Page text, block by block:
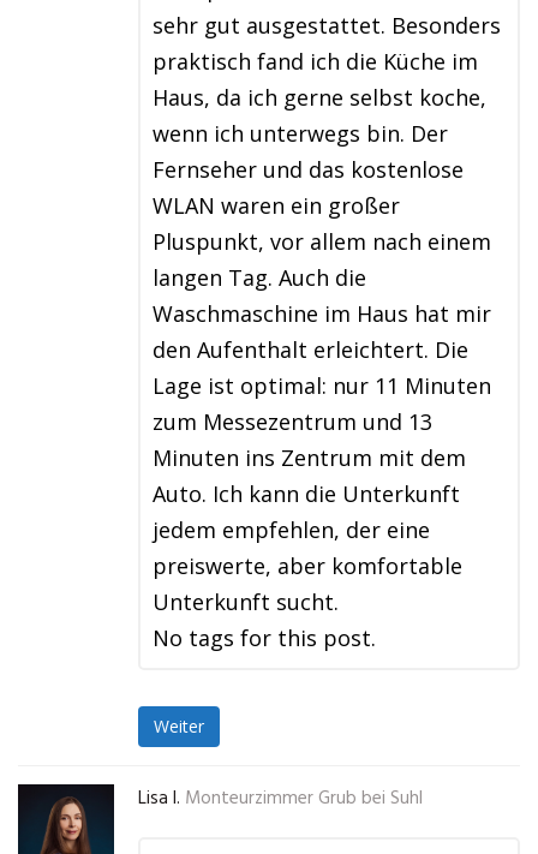
sehr gut ausgestattet. Besonders
praktisch fand ich die Küche im
Haus, da ich gerne selbst koche,
wenn ich unterwegs bin. Der
Fernseher und das kostenlose
WLAN waren ein großer
Pluspunkt, vor allem nach einem
langen Tag. Auch die
Waschmaschine im Haus hat mir
den Aufenthalt erleichtert. Die
Lage ist optimal: nur 11 Minuten
zum Messezentrum und 13
Minuten ins Zentrum mit dem
Auto. Ich kann die Unterkunft
jedem empfehlen, der eine
preiswerte, aber komfortable
Unterkunft sucht.
No tags for this post.
Weiter
Lisa I. Monteurzimmer Grub bei Suhl